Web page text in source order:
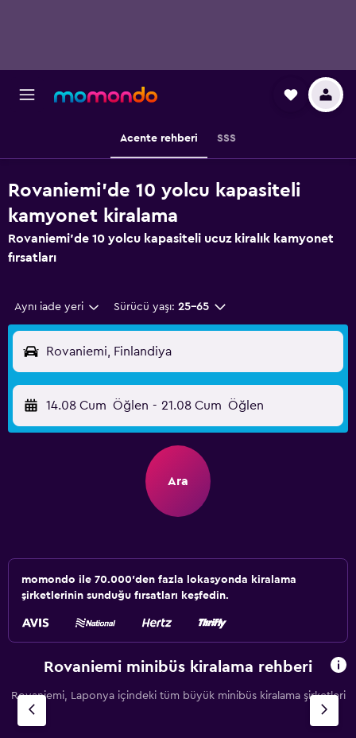
Acente rehberi SSS
Rovaniemi'de 10 yolcu kapasiteli
kamyonet kiralama
Rovaniemi'de 10 yolcu kapasiteli ucuz kiralık kamyonet
fırsatları
Aynı iade yeri Sürücü yaşı: 25-65
Rovaniemi, Finlandiya
14.08 Cum Öğlen - 21.08 Cum Öğlen
Ara
momondo ile 70.000'den fazla lokasyonda kiralama
şirketlerinin sunduğu fırsatları keşfedin.
Rovaniemi minibüs kiralama rehberi
Rovaniemi, Laponya içindeki tüm büyük minibüs kiralama şirketleri